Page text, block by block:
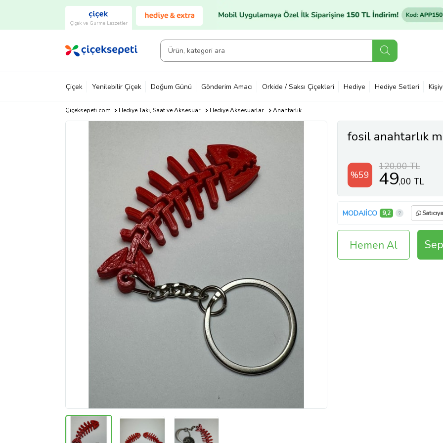
Çiçek ve Gurme Lezzetler
Çiçek Yenilebilir Çiçek Doğum Günü Gönderim Amacı Orkide / Saksı Çiçekleri Hediye Hediye Setleri
Çiçeksepeti.com Hediye Takı, Saat ve Aksesuar Hediye Aksesuarlar Anahtarlık
fosil anahtarlık
%59
120,00 TL
49,00 TL
MODAJİCO 9,2
Hemen Al